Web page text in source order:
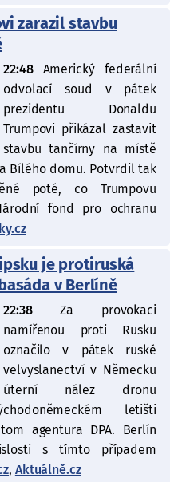
zarazil stavbu
22:48Americký federální
odvolací soud v pátek
prezidentu Donaldu
Trumpovi přikázal zastavit
stavbu tančírny na místě
Bílého domu. Potvrdil tak
poté, co Trumpovu
fond pro ochranu
je protiruská
v Berlíně
22:38Za provokaci
namířenou proti Rusku
označilo v pátek ruské
velvyslanectví v Německu
úterní nález dronu
letišti
agentura DPA. Berlín
s tímto případem
,Aktuálně.cz